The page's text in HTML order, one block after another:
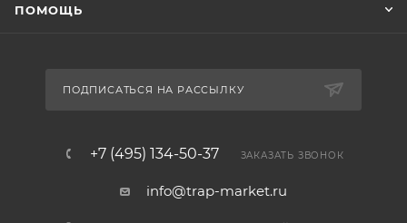
ПОМОЩЬ
ПОДПИСАТЬСЯ НА РАССЫЛКУ
+7 (495) 134-50-37 ЗАКАЗАТЬ ЗВОНОК
info@trap-market.ru